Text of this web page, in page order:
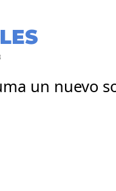
un nuevo